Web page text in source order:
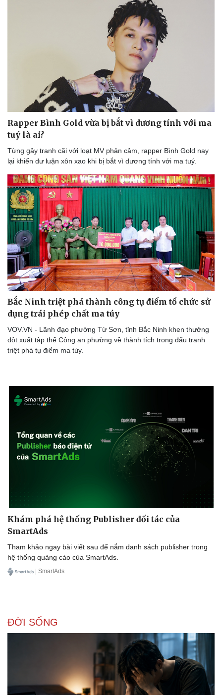
Doanh nghiệp
Vì cộng đồng
Rapper Bình Gold vừa bị bắt vì dương tính với ma
tuý là ai?
Từng gây tranh cãi với loạt MV phản cảm, rapper Bình Gold nay
lại khiến dư luận xôn xao khi bị bắt vì dương tính với ma tuý.
Bắc Ninh triệt phá thành công tụ điểm tổ chức sử
dụng trái phép chất ma túy
VOV.VN - Lãnh đạo phường Từ Sơn, tỉnh Bắc Ninh khen thưởng
đột xuất tập thể Công an phường về thành tích trong đấu tranh
triệt phá tụ điểm ma túy.
Khám phá hệ thống Publisher đối tác của
SmartAds
Tham khảo ngay bài viết sau để nắm danh sách publisher trong
hệ thống quảng cáo của SmartAds.
| SmartAds
ĐỜI SỐNG